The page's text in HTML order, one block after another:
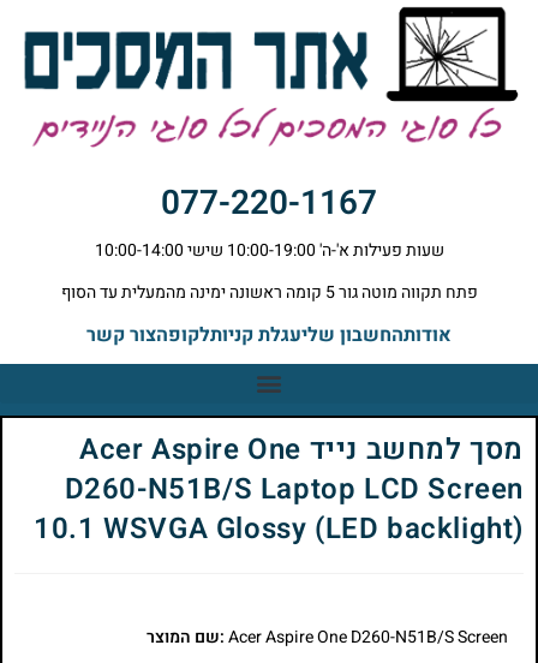
077-220-1167
שעות פעילות א'-ה' 10:00-19:00 שישי 10:00-14:00
פתח תקווה מוטה גור 5 קומה ראשונה ימינה מהמעלית עד הסוף
אודותהחשבון שליעגלת קניותלקופהצור קשר
מסך למחשב נייד Acer Aspire One
D260-N51B/S Laptop LCD Screen
10.1 WSVGA Glossy (LED backlight)
:שם המוצר